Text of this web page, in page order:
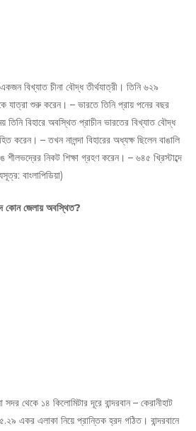
বিখ্যাত চীনা বৌদ্ধ তীর্থযাত্রী। তিনি ৬২৯
যাত্রা শুরু করেন। – ভারতে তিনি প্রায় পনের বছর
বিহারে অবস্থিত প্রাচীন ভারতের বিখ্যাত বৌদ্ধ
করেন। – তখন নালন্দা বিহারের অধ্যক্ষ ছিলেন বাঙালি
নিকট শিক্ষা গ্রহণ করেন। – ৬৪৫ খ্রিস্টাব্দে
বাংলাপিডিয়া)
কোন জেলায় অবস্থিত?
সদর থেকে ১৪ কিলোমিটার দূরে বান্দরবান – কেরানীহাট
একর এলাকা নিয়ে প্রান্তিক হ্রদ গঠিত। বান্দরবানে